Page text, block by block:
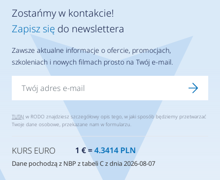
Zostańmy w kontakcie!
Zapisz się do newslettera
Zawsze aktualne informacje o ofercie, promocjach,
szkoleniach i nowych filmach prosto na Twój e-mail.
TUTAJ w RODO znajdziesz szczegółowy opis tego, w jaki sposób będziemy przetwarzać
Twoje dane osobowe, przekazane nam w formularzu.
KURS EURO 1 € =4.3414 PLN
Dane pochodzą z NBP z tabeli C z dnia 2026-08-07